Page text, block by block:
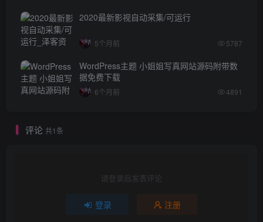
2020最新影视自动采集/可运行
5个月前 5787
WordPress主题 小姐姐写真网站源码附带数
据免费下载
6个月前 4891
评论 共1条
请登录后发表评论
登录 注册